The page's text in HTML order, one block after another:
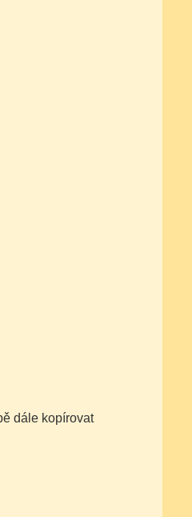
dále kopírovat